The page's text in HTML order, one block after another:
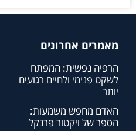
מאמרים אחרונים
הרפיה נפשית: המפתח
לשקט פנימי ולחיים רגועים
יותר
האדם מחפש משמעות:
הספר של ויקטור פרנקל